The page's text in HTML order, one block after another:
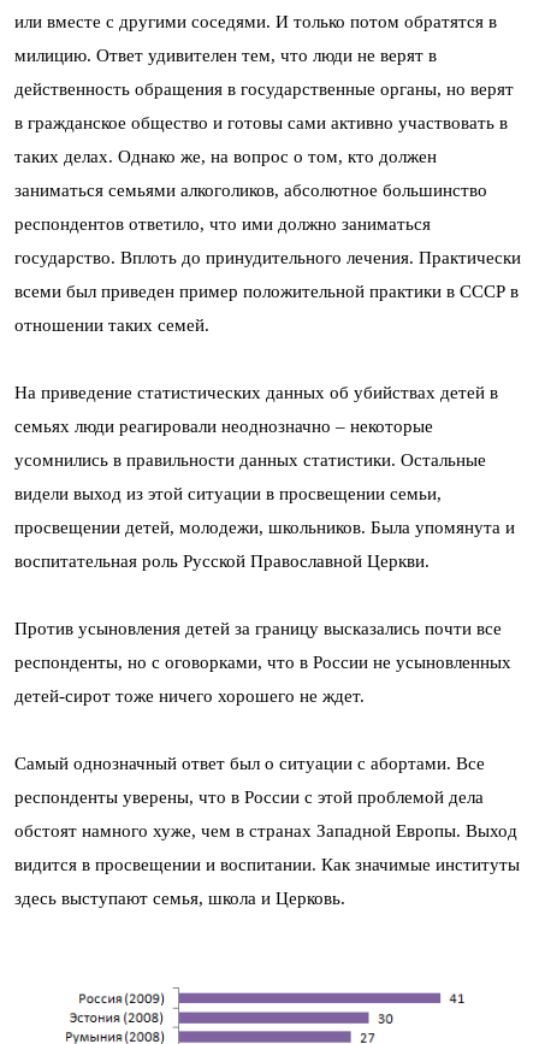
или вместе с другими соседями. И только потом обратятся в
милицию. Ответ удивителен тем, что люди не верят в
действенность обращения в государственные органы, но верят
в гражданское общество и готовы сами активно участвовать в
таких делах. Однако же, на вопрос о том, кто должен
заниматься семьями алкоголиков, абсолютное большинство
респондентов ответило, что ими должно заниматься
государство. Вплоть до принудительного лечения. Практически
всеми был приведен пример положительной практики в СССР в
отношении таких семей.
На приведение статистических данных об убийствах детей в
семьях люди реагировали неоднозначно – некоторые
усомнились в правильности данных статистики. Остальные
видели выход из этой ситуации в просвещении семьи,
просвещении детей, молодежи, школьников. Была упомянута и
воспитательная роль Русской Православной Церкви.
Против усыновления детей за границу высказались почти все
респонденты, но с оговорками, что в России не усыновленных
детей-сирот тоже ничего хорошего не ждет.
Самый однозначный ответ был о ситуации с абортами. Все
респонденты уверены, что в России с этой проблемой дела
обстоят намного хуже, чем в странах Западной Европы. Выход
видится в просвещении и воспитании. Как значимые институты
здесь выступают семья, школа и Церковь.